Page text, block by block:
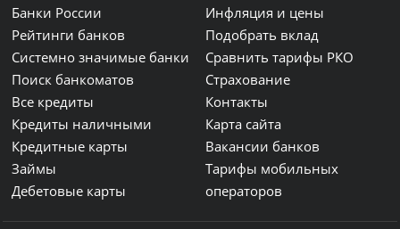
Банки России
Рейтинги банков
Системно значимые банки
Поиск банкоматов
Все кредиты
Кредиты наличными
Кредитные карты
Займы
Дебетовые карты
Инфляция и цены
Подобрать вклад
Сравнить тарифы РКО
Страхование
Контакты
Карта сайта
Вакансии банков
Тарифы мобильных
операторов